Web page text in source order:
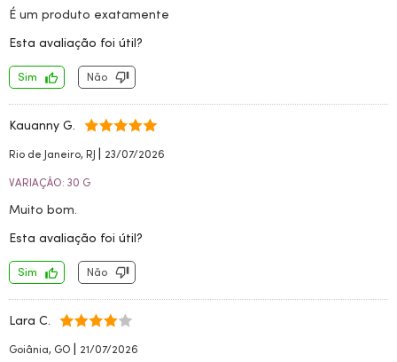
É um produto exatamente
Esta avaliação foi útil?
Sim Não
Kauanny G.
Rio de Janeiro, RJ | 23/07/2026
VARIAÇÃO: 30 G
Muito bom.
Esta avaliação foi útil?
Sim Não
Lara C.
Goiânia, GO | 21/07/2026